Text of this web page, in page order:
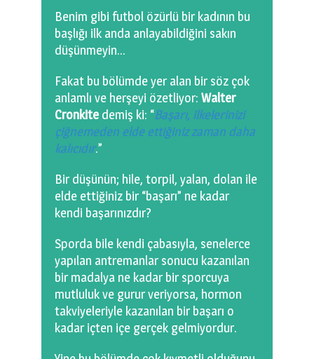
Benim gibi futbol özürlü bir kadının bu
başlığı ilk anda anlayabildiğini sakın
düşünmeyin…
Fakat bu bölümde yer alan bir söz çok
anlamlı ve herşeyi özetliyor: Walter
Cronkite demiş ki: “Başarı, ilkelerinizi
çiğnemeden elde ettiğiniz zaman daha
kalıcıdır.”
Bir düşünün; hile, torpil, yalan, dolan ile
elde ettiğiniz bir “başarı” ne kadar
kendi başarınızdır?
Sporda bile kendi çabasıyla, senelerce
yapılan antremanlar sonucu kazanılan
bir madalya ne kadar bir sporcuya
mutluluk ve gurur veriyorsa, hormon
takviyeleriyle kazanılan bir başarı o
kadar içten içe gerçek gelmiyordur.